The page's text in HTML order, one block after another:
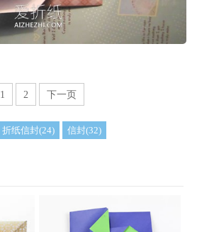
1 2 下一页
折纸信封(24) 信封(32)